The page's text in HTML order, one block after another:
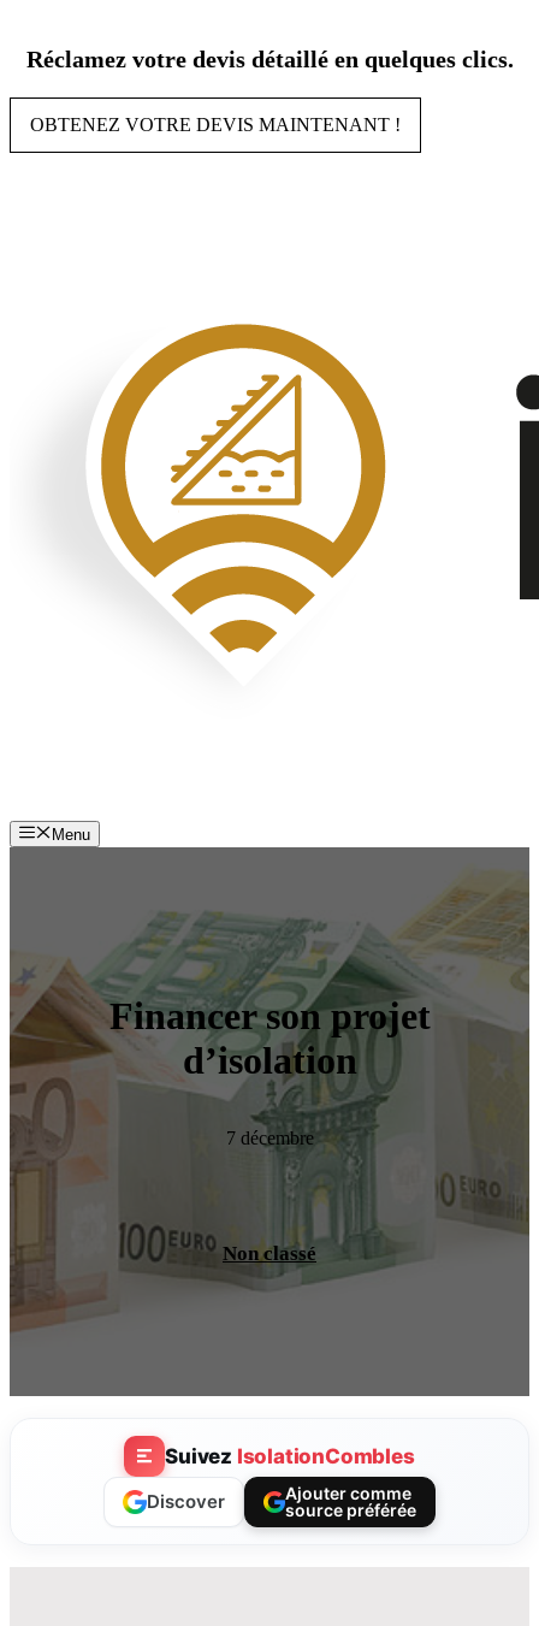
contenu
Réclamez votre devis détaillé en quelques clics.
OBTENEZ VOTRE DEVIS MAINTENANT !
Menu
Financer son projet
d’isolation
7 décembre
Non classé
Suivez IsolationCombles
Discover
Ajouter comme
source préférée